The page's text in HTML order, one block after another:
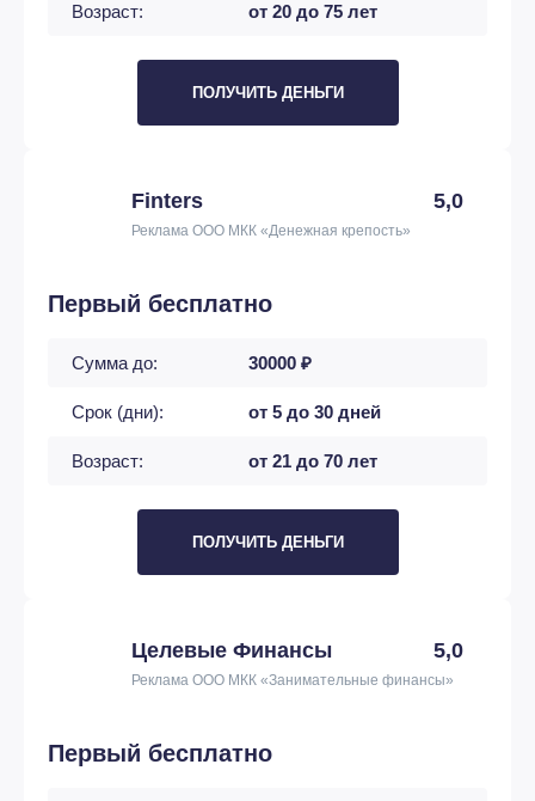
Возраст: от 20 до 75 лет
ПОЛУЧИТЬ ДЕНЬГИ
Finters 5,0
Реклама ООО МКК «Денежная крепость»
Первый бесплатно
Сумма до: 30000 ₽
Срок (дни): от 5 до 30 дней
Возраст: от 21 до 70 лет
ПОЛУЧИТЬ ДЕНЬГИ
Целевые Финансы 5,0
Реклама ООО МКК «Занимательные финансы»
Первый бесплатно